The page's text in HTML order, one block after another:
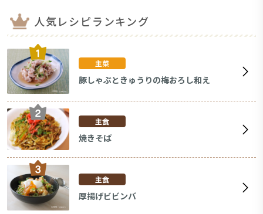
人気レシピランキング
主菜
豚しゃぶときゅうりの梅おろし和え
主食
焼きそば
主食
厚揚げビビンバ